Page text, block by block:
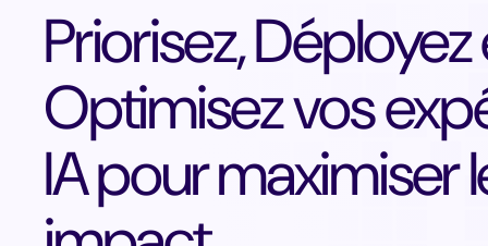
Priorisez, Déployez
Optimisez vos
IA pour maximiser